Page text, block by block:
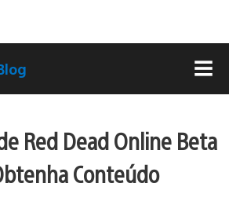
Red Dead Online Beta
Conteúdo